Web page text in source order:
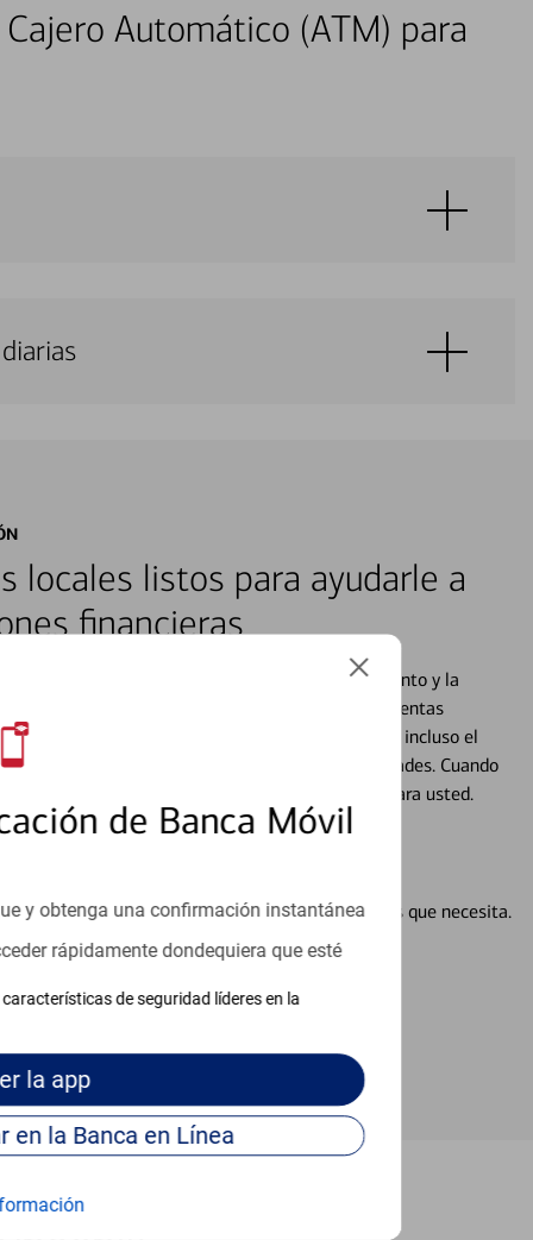
de Banca Móvil
y obtenga una confirmación instantánea
rápidamente dondequiera que esté
de seguridad líderes en la
la app
Continúe para entrar en la Banca en Línea
Automático (ATM) para
locales listos para ayudarle a
financieras
que se centran en proporcionar el asesoramiento y la
situación en su vida financiera. Desde sus cuentas
grandes compras, la planificación para su futuro, e incluso el
su futuro se mueve de acuerdo con sus necesidades. Cuando
con usted en un momento que sea adecuado para usted.
línea puede ayudar a proporcionar las respuestas que necesita.
línea